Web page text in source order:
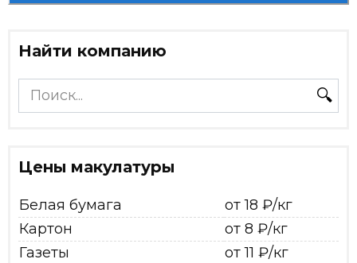
Найти компанию
Search
for:
Цены макулатуры
Белая бумага
от 18 ₽/кг
Картон
от 8 ₽/кг
Газеты
от 11 ₽/кг